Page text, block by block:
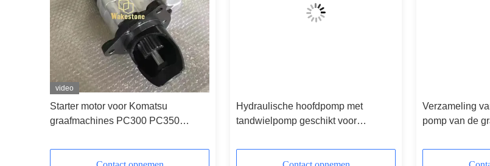
video
Starter motor voor Komatsu
graafmachines PC300 PC350
Hydraulische hoofdpomp met
tandwielpomp geschikt voor
EC290BLC
Verzameling
pomp van de
Ex120 Ex130-6